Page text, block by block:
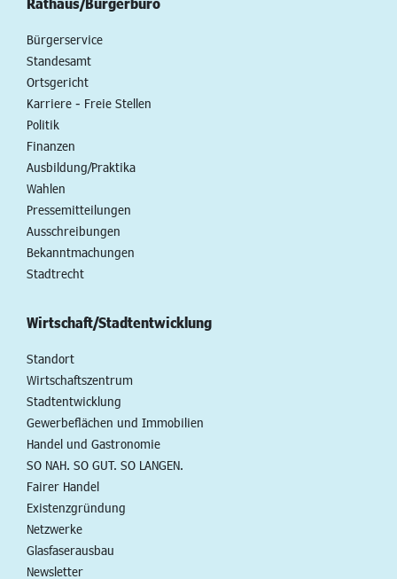
Bürgerservice
Standesamt
Ortsgericht
Karriere - Freie Stellen
Politik
Finanzen
Ausbildung/Praktika
Wahlen
Pressemitteilungen
Ausschreibungen
Bekanntmachungen
Stadtrecht
Wirtschaft/Stadtentwicklung
Standort
Wirtschaftszentrum
Stadtentwicklung
Gewerbeflächen und Immobilien
Handel und Gastronomie
SO NAH. SO GUT. SO LANGEN.
Fairer Handel
Existenzgründung
Netzwerke
Glasfaserausbau
Newsletter